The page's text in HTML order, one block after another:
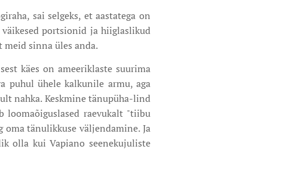
sai selgeks, et aastatega on
portsionid ja hiiglaslikud
sinna üles anda.
käes on ameeriklaste suurima
puhul ühele kalkunile armu, aga
nahka. Keskmine tänupüha-lind
raevukalt "tiibu
tänulikkuse väljendamine. Ja
olla kui Vapiano seenekujuliste